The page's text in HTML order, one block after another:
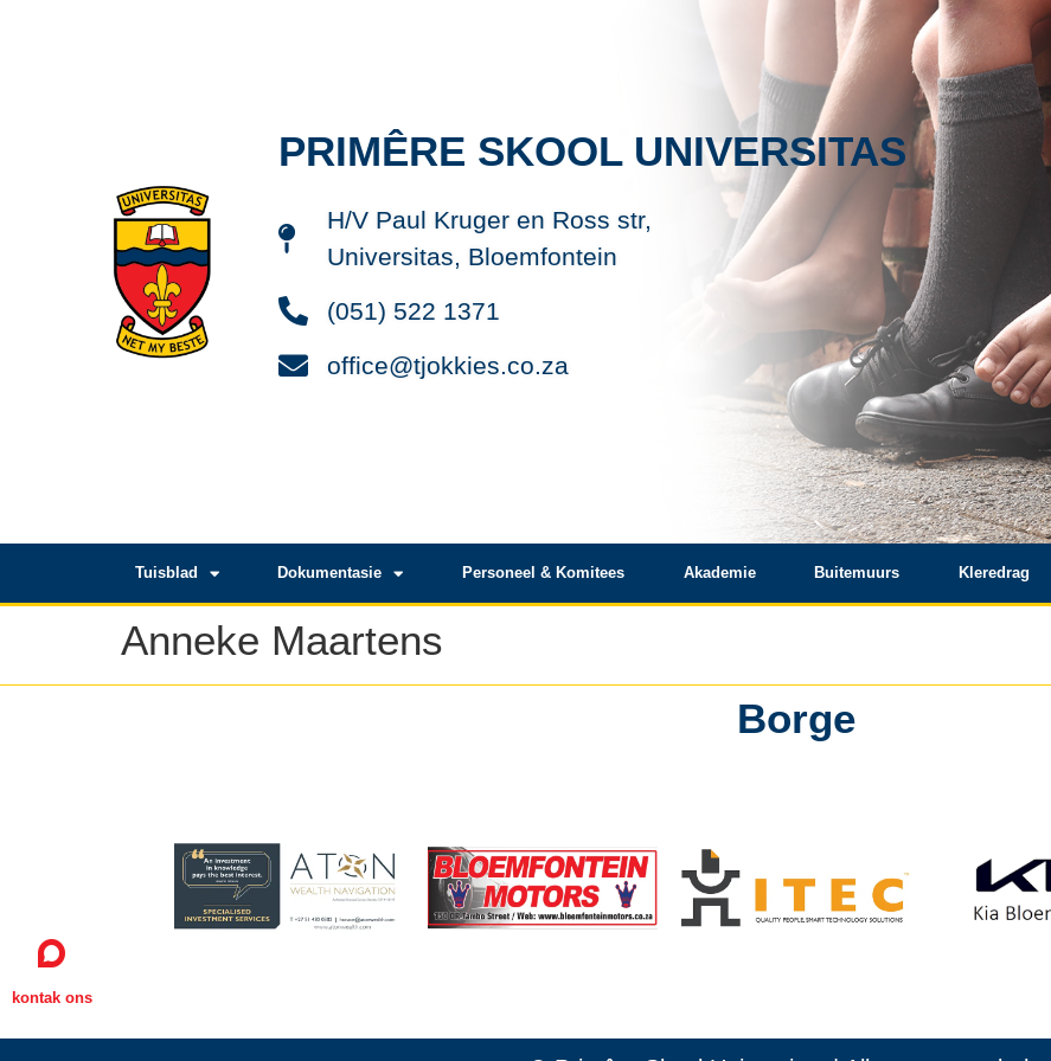
PRIMÊRE SKOOL UNIVERSITAS
H/V Paul Kruger en Ross str,
Universitas, Bloemfontein
(051) 522 1371
office@tjokkies.co.za
Tuisblad Dokumentasie Personeel & Komitees Akademie Buitemuurs Kleredrag
Anneke Maartens
Borge
kontak ons